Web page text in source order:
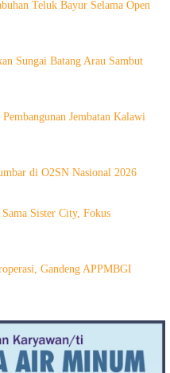
Teluk Bayur Selama Open
Sungai Batang Arau Sambut
Jembatan Kalawi
di O2SN Nasional 2026
Sister City, Fokus
Gandeng APPMBGI